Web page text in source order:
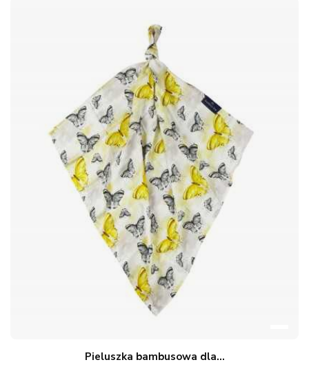
Pieluszka bambusowa dla...